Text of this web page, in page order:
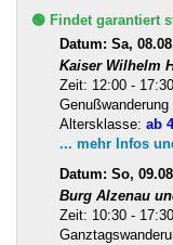
🟢 Findet garantiert
Datum: Sa,
Kaiser Wilhelm
Zeit: 12:00 -
Altersklasse: ab
... mehr Infos
Datum: So,
Burg Alzenau
Zeit: 10:30 -